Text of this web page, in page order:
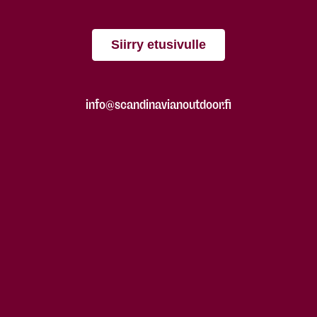
Siirry etusivulle
info@scandinavianoutdoor.fi